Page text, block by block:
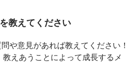
教えてください
や意見があれば教えてください！
教えあうことによって成長するメ